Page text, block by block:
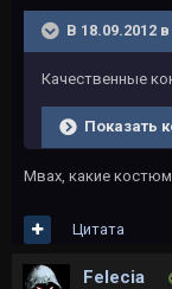
В 18.09.2012
Качественные
Показать
Мвах, какие
Цитата
Felecia